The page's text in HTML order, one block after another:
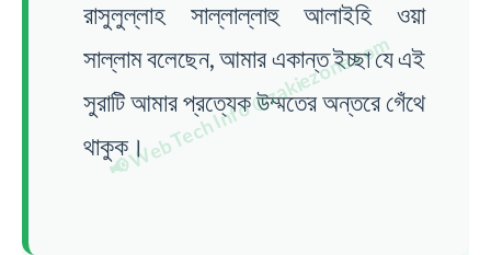
রাসুলুল্লাহ সাল্লাল্লাহু আলাইহি ওয়া
সাল্লাম বলেছেন, আমার একান্ত ইচ্ছা যে এই
সুরাটি আমার প্রত্যেক উম্মতের অন্তরে গেঁথে
থাকুক।